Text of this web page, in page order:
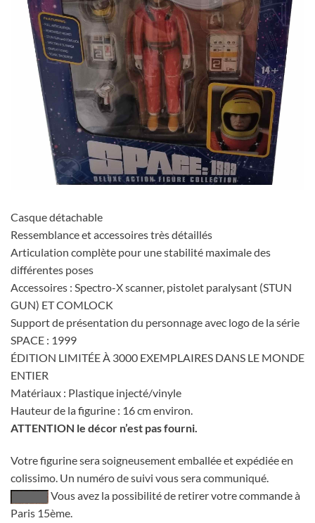
Casque détachable
Ressemblance et accessoires très détaillés
Articulation complète pour une stabilité maximale des
différentes poses
Accessoires : Spectro-X scanner, pistolet paralysant (STUN
GUN) ET COMLOCK
Support de présentation du personnage avec logo de la série
SPACE : 1999
ÉDITION LIMITÉE À 3000 EXEMPLAIRES DANS LE MONDE
ENTIER
Matériaux : Plastique injecté/vinyle
Hauteur de la figurine : 16 cm environ.
ATTENTION le décor n’est pas fourni.
Votre figurine sera soigneusement emballée et expédiée en
colissimo. Un numéro de suivi vous sera communiqué.
Vous avez la possibilité de retirer votre commande à
Paris 15ème.